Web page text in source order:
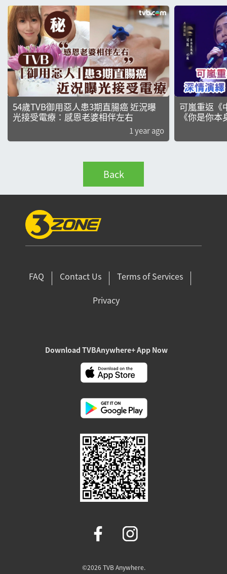
54歲TVB御用惡人患3期直腸癌 近況曝
光接受電療：感恩老婆相伴左右
1 year ago
可嵐重返《
《你是你
Back
FAQ Contact Us
Terms of Services
Privacy
Download TVBAnywhere+ App Now
©2026 TVB Anywhere.